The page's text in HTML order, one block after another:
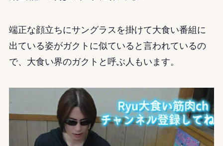
端正な顔立ちにサングラスを掛けて大食い番組に
出ている姿がガクトに似ていると言われているの
で、大食い界のガクトと呼ぶ人もいます。